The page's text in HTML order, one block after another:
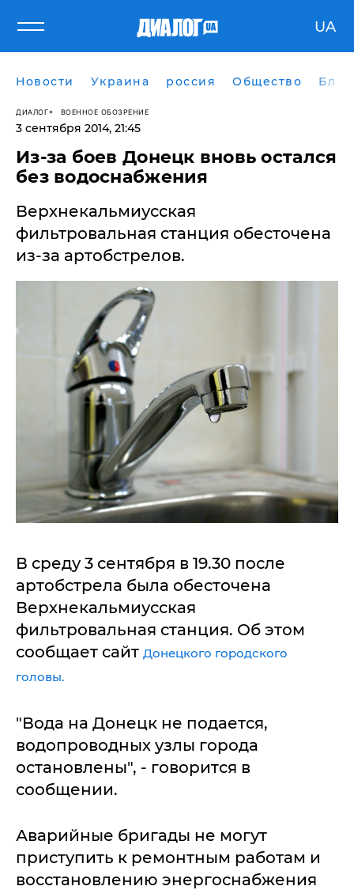
UA
Новости Украина россия Общество
ДИАЛОГ ВОЕННОЕ ОБОЗРЕНИЕ
3 сентября 2014, 21:45
Из-за боев Донецк вновь остался
без водоснабжения
Верхнекальмиусская
фильтровальная станция обесточена
из-за артобстрелов.
В среду 3 сентября в 19.30 после
артобстрела была обесточена
Верхнекальмиусская
фильтровальная станция. Об этом
сообщает сайт Донецкого городского
головы.
"Вода на Донецк не подается,
водопроводных узлы города
остановлены", - говорится в
сообщении.
Аварийные бригады не могут
приступить к ремонтным работам и
восстановлению энергоснабжения